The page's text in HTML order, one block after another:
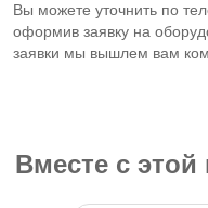
Вы можете уточнить по
оформив заявку на
заявки мы вышлем вам
Вместе с